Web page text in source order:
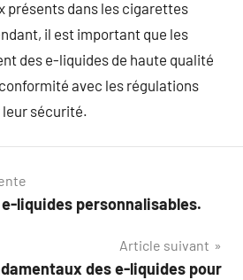
présents dans les cigarettes
il est important que les
des e-liquides de haute qualité
avec les régulations
sécurité.
liquides personnalisables.
Article suivant
des e-liquides pour